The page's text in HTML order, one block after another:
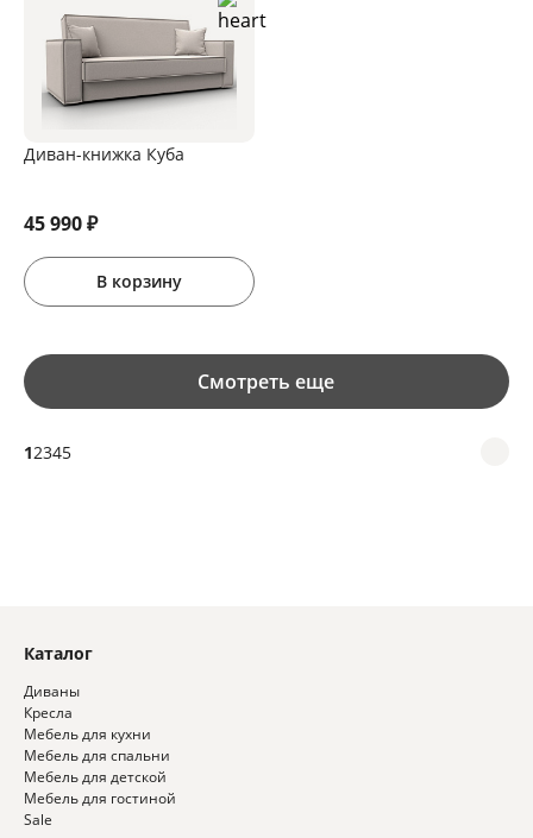
Диван-книжка Куба
45 990₽
В корзину
Смотреть еще
12345
Каталог
Диваны
Кресла
Мебель для кухни
Мебель для спальни
Мебель для детской
Мебель для гостиной
Sale